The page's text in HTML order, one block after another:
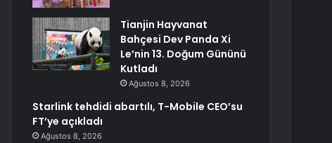
Tianjin Hayvanat
Bahçesi Dev Panda Xi
Le’nin 13. Doğum Gününü
Kutladı
Ağustos 8, 2026
Starlink tehdidi abartılı, T-Mobile CEO’su
FT’ye açıkladı
Ağustos 8, 2026